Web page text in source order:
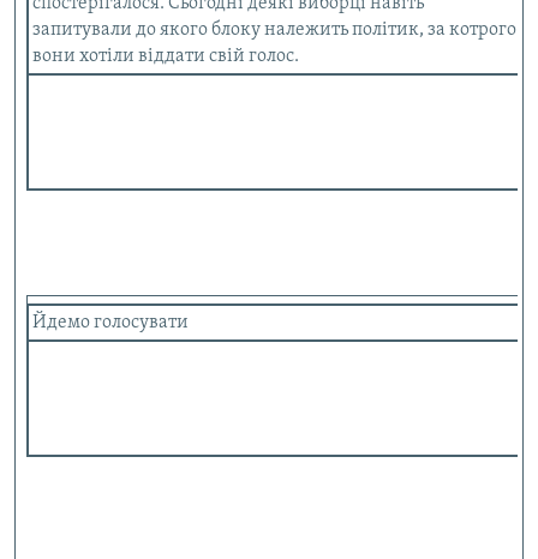
запитували до якого блоку належить політик, за котрого
вони хотіли віддати свій голос.
Йдемо голосувати